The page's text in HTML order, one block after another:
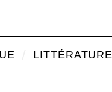
LITTÉRATURE